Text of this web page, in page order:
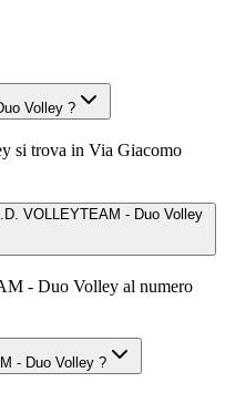
Volley ?
si trova in Via Giacomo
VOLLEYTEAM - Duo Volley
- Duo Volley al numero
- Duo Volley ?